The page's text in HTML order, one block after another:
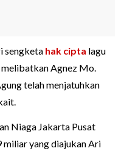
sengketa hak cipta lagu
melibatkan Agnez Mo.
telah menjatuhkan
Niaga Jakarta Pusat
miliar yang diajukan Ari